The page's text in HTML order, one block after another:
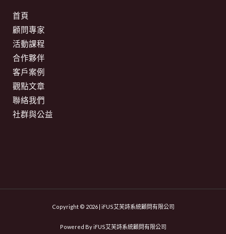
首頁
顧問專家
活動課程
合作夥伴
客戶案例
觀點文章
聯絡我們
社群與公益
Copyright © 2026 | iFUS艾芙詩系統顧問有限公司
Powered By iFUS艾芙詩系統顧問有限公司